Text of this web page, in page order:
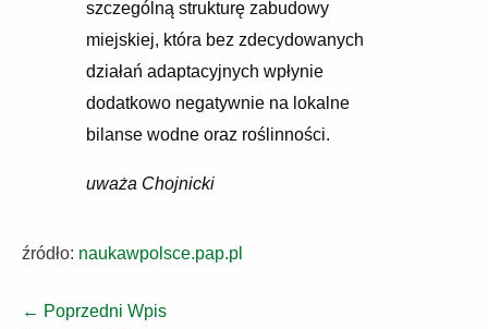
szczególną strukturę zabudowy
miejskiej, która bez zdecydowanych
działań adaptacyjnych wpłynie
dodatkowo negatywnie na lokalne
bilanse wodne oraz roślinności.
uważa Chojnicki
źródło: naukawpolsce.pap.pl
← Poprzedni Wpis